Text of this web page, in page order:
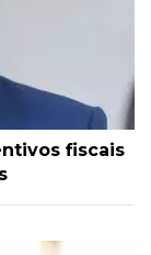
fiscais